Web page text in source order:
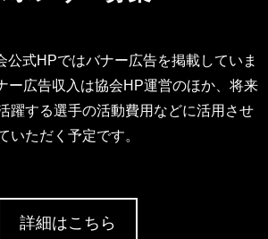
公式HPではバナー広告を掲載していま
ー広告収入は協会HP運営のほか、将来
躍する選手の活動費用などに活用させ
いただく予定です。
詳細はこちら